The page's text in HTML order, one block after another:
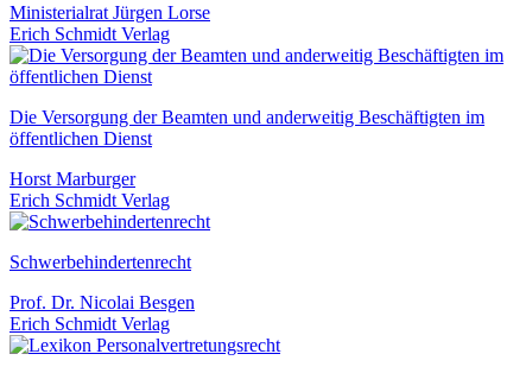
Ministerialrat Jürgen Lorse
Erich Schmidt Verlag
Die Versorgung der Beamten und anderweitig Beschäftigten im
öffentlichen Dienst
Horst Marburger
Erich Schmidt Verlag
Schwerbehindertenrecht
Prof. Dr. Nicolai Besgen
Erich Schmidt Verlag